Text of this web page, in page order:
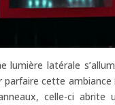
lumière latérale
cette
celle-ci